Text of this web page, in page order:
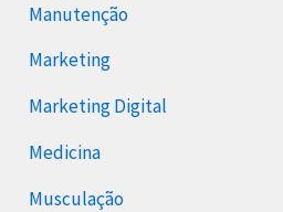
Manutenção
Marketing
Marketing Digital
Medicina
Musculação